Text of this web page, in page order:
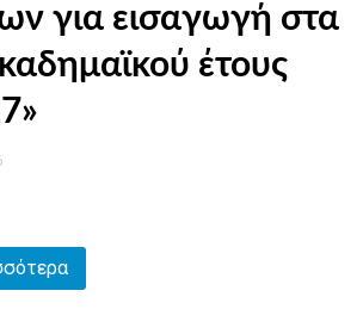
για εισαγωγή στα
έτους